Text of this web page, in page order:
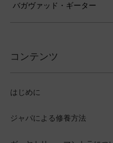
バガヴァッド・ギーター
コンテンツ
はじめに
ジャパによる修養方法